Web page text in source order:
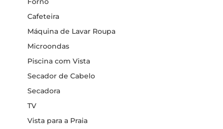
Cafeteira
Máquina de Lavar Roupa
Microondas
Piscina com Vista
Secador de Cabelo
Secadora
TV
Vista para a Praia